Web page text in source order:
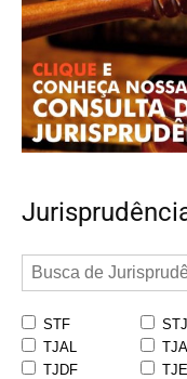
STF STJ
TJAL
TJDF